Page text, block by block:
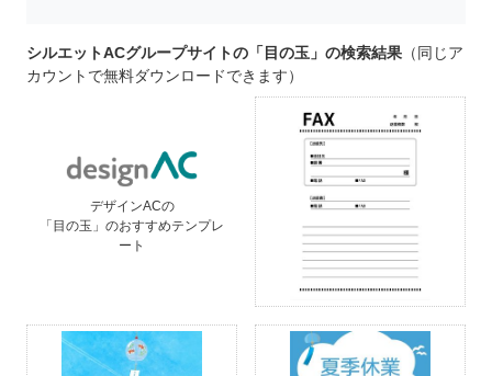
シルエットACグループサイトの「目の玉」の検索結果 （同じア
カウントで無料ダウンロードできます）
デザインACの
「目の玉」のおすすめテンプレ
ート